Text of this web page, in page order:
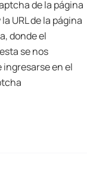
de la página
URL de la página
donde el
se nos
ingresarse en el